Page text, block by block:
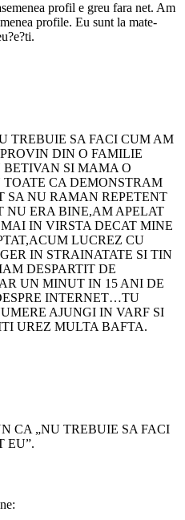
profil e greu fara net. Am
profile. Eu sunt la mate-
TREBUIE SA FACI CUM AM
DIN O FAMILIE
BETIVAN SI MAMA O
CA DEMONSTRAM
SA NU RAMAN REPETENT
NU ERA BINE,AM APELAT
IN VIRSTA DECAT MINE
LUCREZ CU
IN STRAINATATE SI TIN
DESPARTIT DE
UN MINUT IN 15 ANI DE
INTERNET…TU
AJUNGI IN VARF SI
UREZ MULTA BAFTA.
CA „NU TREBUIE SA FACI
EU”.